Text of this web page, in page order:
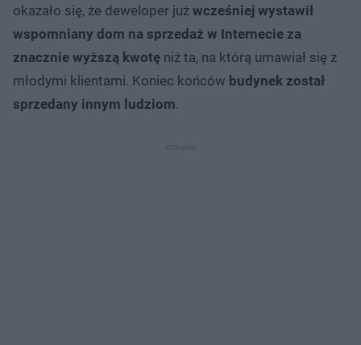
okazało się, że deweloper już wcześniej wystawił
wspomniany dom na sprzedaż w Internecie za
znacznie wyższą kwotę niż ta, na którą umawiał się z
młodymi klientami. Koniec końców budynek został
sprzedany innym ludziom.